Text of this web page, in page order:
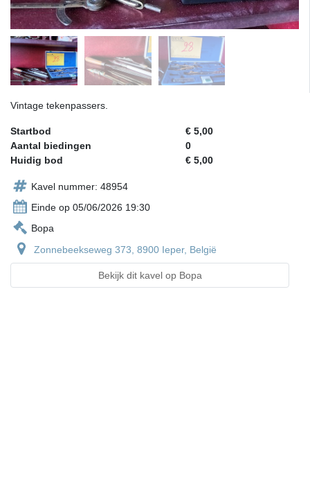
Vintage tekenpassers.
Startbod
€ 5,00
Aantal biedingen
0
Huidig bod
€ 5,00
Kavel nummer: 48954
Einde op 05/06/2026 19:30
Bopa
Zonnebeekseweg 373, 8900 Ieper, België
Bekijk dit kavel op Bopa